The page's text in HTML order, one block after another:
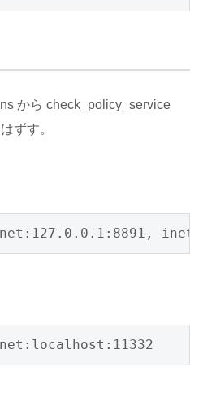
から check_policy_service
ずす。